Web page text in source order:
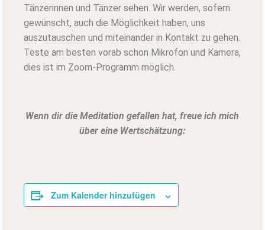
Tänzerinnen und Tänzer sehen. Wir werden, sofern
gewünscht, auch die Möglichkeit haben, uns
auszutauschen und miteinander in Kontakt zu gehen.
Teste am besten vorab schon Mikrofon und Kamera,
dies ist im Zoom-Programm möglich.
Wenn dir die Meditation gefallen hat, freue ich mich
über eine Wertschätzung:
Zum Kalender hinzufügen